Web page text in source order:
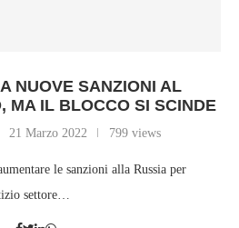
NUOVE SANZIONI AL
MA IL BLOCCO SI SCINDE
21 Marzo 2022 799 views
le sanzioni alla Russia per
settore…